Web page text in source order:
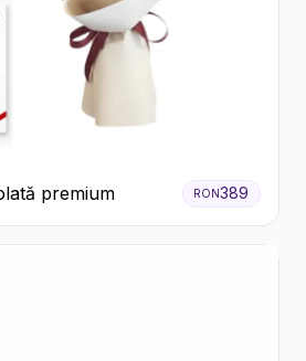
premium RON389